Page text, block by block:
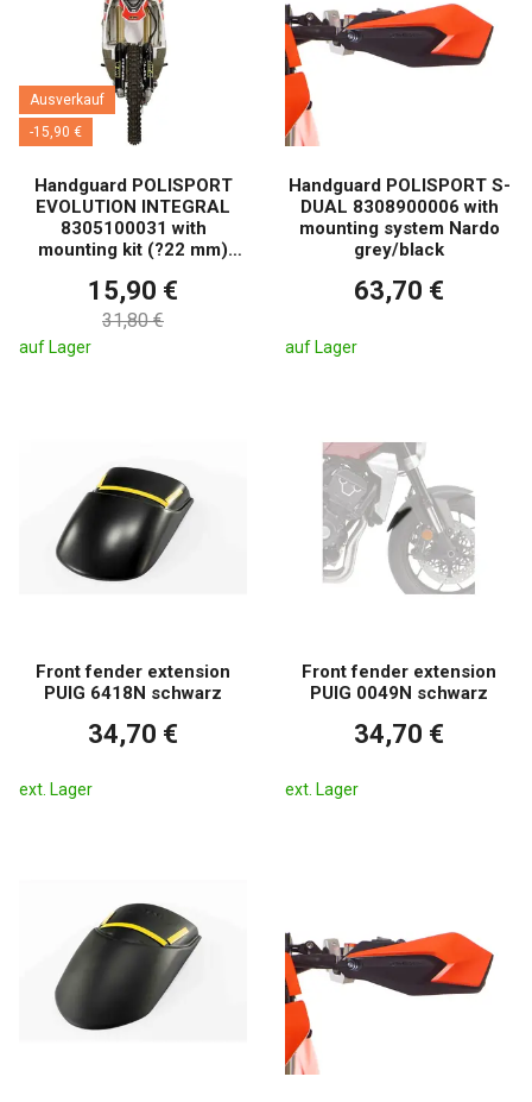
Ausverkauf
-15,90 €
Handguard POLISPORT
EVOLUTION INTEGRAL
8305100031 with
mounting kit (?22 mm)
15,90 €
31,80 €
auf Lager
Handguard POLISPORT S-
DUAL 8308900006 with
mounting system Nardo
grey/black
63,70 €
auf Lager
Front fender extension
PUIG 6418N schwarz
34,70 €
ext. Lager
Front fender extension
PUIG 0049N schwarz
34,70 €
ext. Lager